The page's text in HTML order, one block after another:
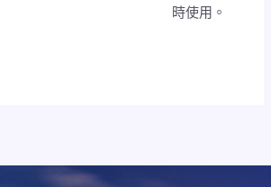
時使用。